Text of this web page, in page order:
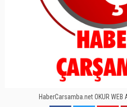
HaberCarsamba.net OKUR WEB